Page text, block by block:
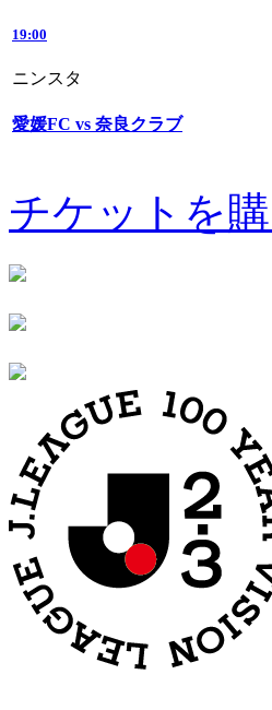
19:00
ニンスタ
愛媛FC vs 奈良クラブ
チケットを